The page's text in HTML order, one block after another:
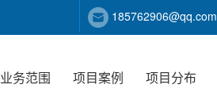
185762906@qq.com
业务范围 项目案例 项目分布